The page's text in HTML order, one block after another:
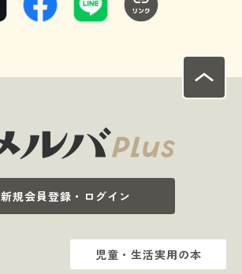
新規会員登録・ログイン
児童・生活実用の本